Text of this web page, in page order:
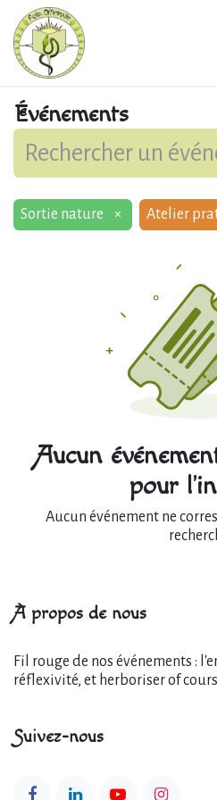
Événements
Sortie nature × Atelier
Aucun
pour
Aucun événement ne
À propos de nous
Fil rouge de nos événements :
réflexivité, et herboriser of
Suivez-nous